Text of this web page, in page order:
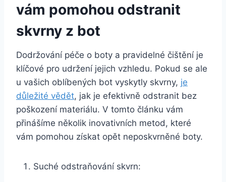
vám​ pomohou​ odstranit
skvrny z bot
Dodržování péče o boty a pravidelné‍ čištění je
klíčové ​pro‌ udržení jejich‌ vzhledu. Pokud se⁣ ale
u vašich⁢ oblíbených bot vyskytly skvrny, je
⁢důležité vědět, jak je efektivně odstranit bez⁢
poškození⁢ materiálu. V tomto článku vám⁢
přinášíme několik inovativních ‌metod, které
vám ‍pomohou ‌získat opět neposkvrněné boty.
Suché ⁢odstraňování skvrn: